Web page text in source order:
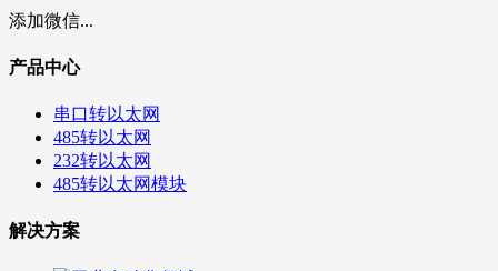
添加微信...
产品中心
串口转以太网
485转以太网
232转以太网
485转以太网模块
解决方案